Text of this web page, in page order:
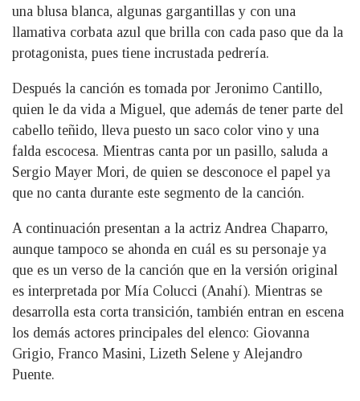
una blusa blanca, algunas gargantillas y con una
llamativa corbata azul que brilla con cada paso que da la
protagonista, pues tiene incrustada pedrería.
Después la canción es tomada por Jeronimo Cantillo,
quien le da vida a Miguel, que además de tener parte del
cabello teñido, lleva puesto un saco color vino y una
falda escocesa. Mientras canta por un pasillo, saluda a
Sergio Mayer Mori, de quien se desconoce el papel ya
que no canta durante este segmento de la canción.
A continuación presentan a la actriz Andrea Chaparro,
aunque tampoco se ahonda en cuál es su personaje ya
que es un verso de la canción que en la versión original
es interpretada por Mía Colucci (Anahí). Mientras se
desarrolla esta corta transición, también entran en escena
los demás actores principales del elenco: Giovanna
Grigio, Franco Masini, Lizeth Selene y Alejandro
Puente.